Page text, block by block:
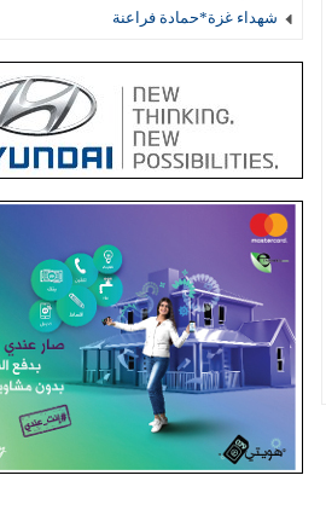
شهداء غزة*حمادة فراعنة